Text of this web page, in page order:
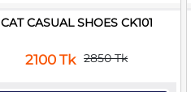
CAT CASUAL SHOES CK101
2100 Tk 2850 Tk